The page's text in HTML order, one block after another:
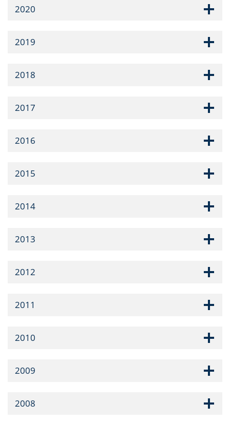
2020
2019
2018
2017
2016
2015
2014
2013
2012
2011
2010
2009
2008